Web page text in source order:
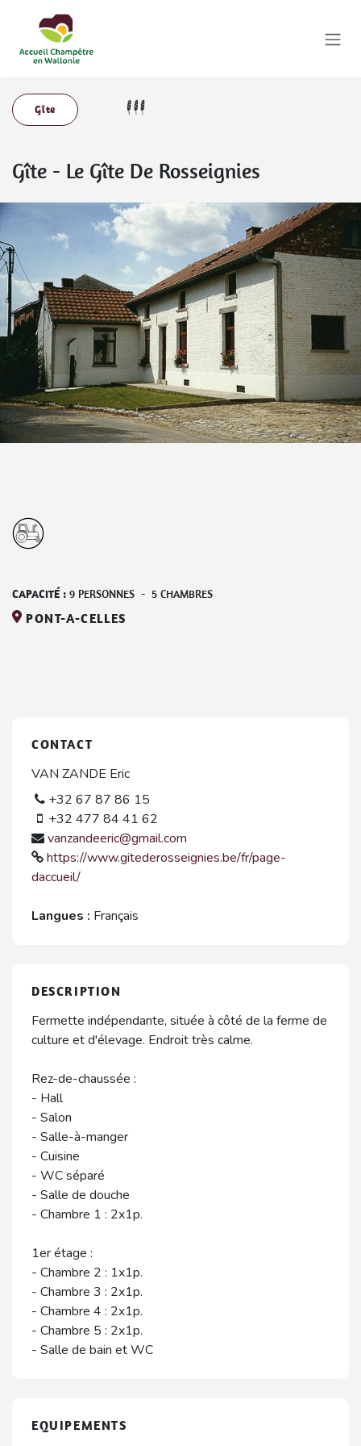
Gîte
Gîte - Le Gîte De Rosseignies
CAPACITÉ : 9 PERSONNES - 5 CHAMBRES
PONT-A-CELLES
CONTACT
VAN ZANDE Eric
+32 67 87 86 15
+32 477 84 41 62
vanzandeeric@gmail.com
https://www.gitederosseignies.be/fr/page-
daccueil/
Langues : Français
DESCRIPTION
Fermette indépendante, située à côté de la ferme de
culture et d'élevage. Endroit très calme.
Rez-de-chaussée :
- Hall
- Salon
- Salle-à-manger
- Cuisine
- WC séparé
- Salle de douche
- Chambre 1 : 2x1p.
1er étage :
- Chambre 2 : 1x1p.
- Chambre 3 : 2x1p.
- Chambre 4 : 2x1p.
- Chambre 5 : 2x1p.
- Salle de bain et WC
EQUIPEMENTS